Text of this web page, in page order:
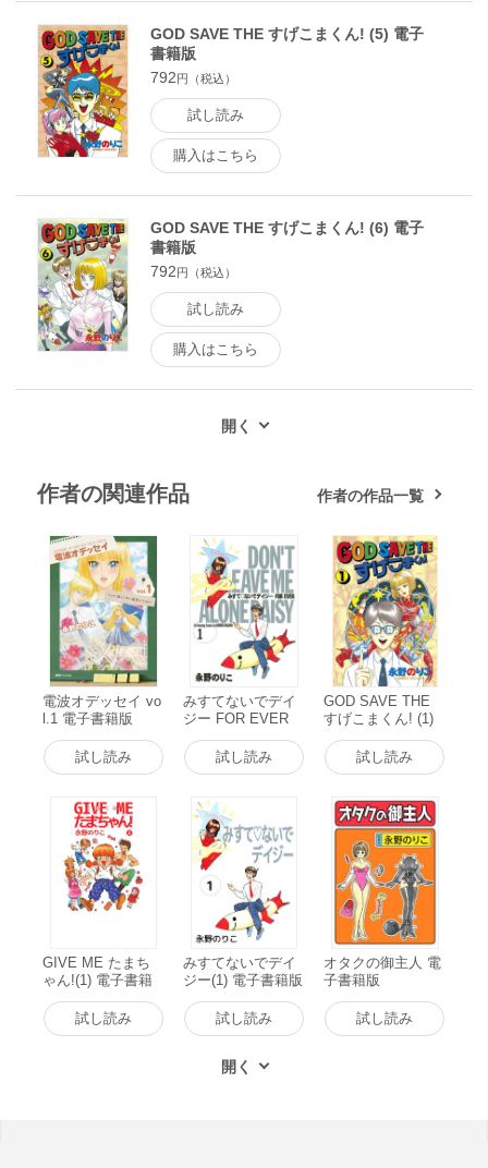
GOD SAVE THE すげこまくん! (5) 電子
書籍版
792円（税込）
試し読み
購入はこちら
GOD SAVE THE すげこまくん! (6) 電子
書籍版
792円（税込）
試し読み
購入はこちら
作者の関連作品 作者の作品一覧
電波オデッセイ vo
l.1 電子書籍版
試し読み
みすてないでデイ
ジー FOR EVER
(1) 電子書籍版
試し読み
GOD SAVE THE
すげこまくん! (1)
電子書籍版
試し読み
GIVE ME たまち
ゃん!(1) 電子書籍
試し読み
みすてないでデイ
ジー(1) 電子書籍版
試し読み
オタクの御主人 電
子書籍版
試し読み